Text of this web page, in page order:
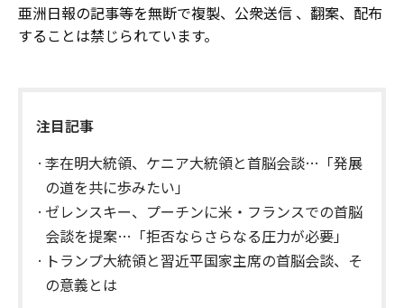
亜洲日報の記事等を無断で複製、公衆送信 、翻案、配布
することは禁じられています。
注目記事
李在明大統領、ケニア大統領と首脳会談…「発展
の道を共に歩みたい」
ゼレンスキー、プーチンに米・フランスでの首脳
会談を提案…「拒否ならさらなる圧力が必要」
トランプ大統領と習近平国家主席の首脳会談、そ
の意義とは